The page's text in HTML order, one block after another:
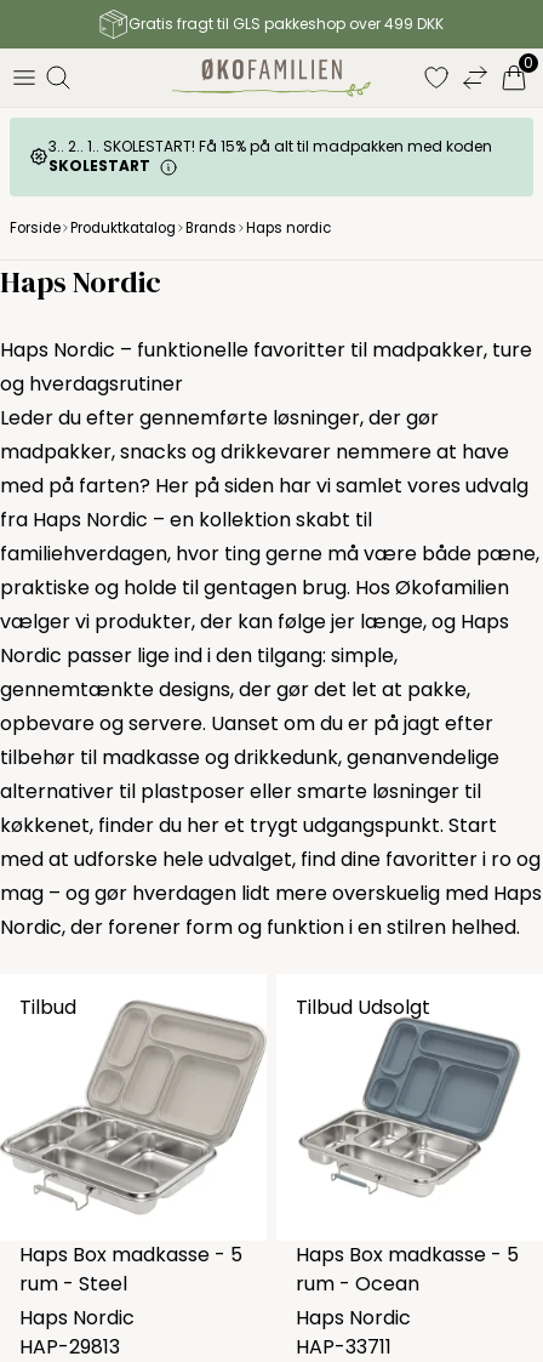
Gratis fragt til GLS pakkeshop over 499 DKK
0
3.. 2.. 1.. SKOLESTART! Få 15% på alt til madpakken med koden
SKOLESTART
Forside Produktkatalog Brands Haps nordic
Haps Nordic
Haps Nordic – funktionelle favoritter til madpakker, ture
og hverdagsrutiner
Leder du efter gennemførte løsninger, der gør
madpakker, snacks og drikkevarer nemmere at have
med på farten? Her på siden har vi samlet vores udvalg
fra Haps Nordic – en kollektion skabt til
familiehverdagen, hvor ting gerne må være både pæne,
praktiske og holde til gentagen brug. Hos Økofamilien
vælger vi produkter, der kan følge jer længe, og Haps
Nordic passer lige ind i den tilgang: simple,
gennemtænkte designs, der gør det let at pakke,
opbevare og servere. Uanset om du er på jagt efter
tilbehør til madkasse og drikkedunk, genanvendelige
alternativer til plastposer eller smarte løsninger til
køkkenet, finder du her et trygt udgangspunkt. Start
med at udforske hele udvalget, find dine favoritter i ro og
mag – og gør hverdagen lidt mere overskuelig med Haps
Nordic, der forener form og funktion i en stilren helhed.
Tilbud
Haps Box madkasse - 5
rum - Steel
Haps Nordic
HAP-29813
Tilbud Udsolgt
Haps Box madkasse - 5
rum - Ocean
Haps Nordic
HAP-33711